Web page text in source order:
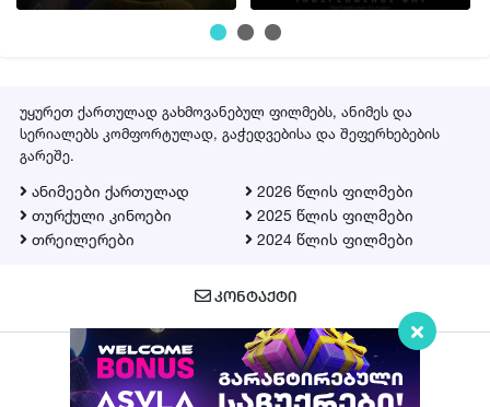
უყურეთ ქართულად გახმოვანებულ ფილმებს, ანიმეს და
სერიალებს კომფორტულად, გაჭედვებისა და შეფერხებების
გარეშე.
ანიმეები ქართულად
თურქული კინოები
თრეილერები
2026 წლის ფილმები
2025 წლის ფილმები
2024 წლის ფილმები
ᲙᲝᲜᲢᲐᲥᲢᲘ
Qartulad.in © 2026